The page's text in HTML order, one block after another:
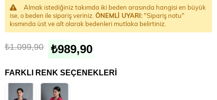
Almak istediğiniz takımda iki beden arasında hangisi en büyük
ise, o beden ile sipariş veriniz. ÖNEMLİ UYARI:"Sipariş notu"
kısmında üst ve alt olarak bedenleri mutlaka belirtiniz.
₺1.099,90 ₺989,90
FARKLI RENK SEÇENEKLERI